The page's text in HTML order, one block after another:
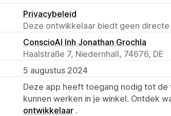
Privacybeleid
Deze ontwikkelaar biedt geen
ConscioAI Inh Jonathan Grochla
Haalstraße 7, Niedernhall, 74676, DE
5 augustus 2024
Deze app heeft toegang nodig tot
kunnen werken in je winkel. Ontdek
ontwikkelaar .